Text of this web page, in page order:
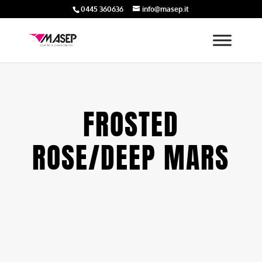
0445 360636 info@masep.it
FROSTED
ROSE/DEEP MARS